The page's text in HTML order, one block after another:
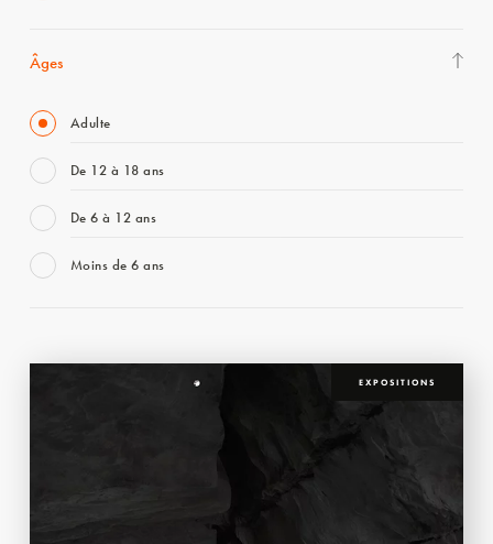
Âges
Adulte
De 12 à 18 ans
De 6 à 12 ans
Moins de 6 ans
EXPOSITIONS